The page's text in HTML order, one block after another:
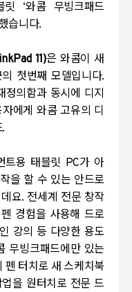
릿 ‘와콤 무빙크패드
습니다.
11)은 와콤이 새
의 첫번째 모델입니다.
정의함과 동시에 디지
에게 와콤 고유의 디
.
트용 태블릿 PC가 아
을 할 수 있는 안드로
요. 전세계 전문 창작
경험을 사용해 드로
강의 등 다양한 용도
무빙크패드에만 있는
펜 터치로 새 스케치북
을 원터치로 전문 드